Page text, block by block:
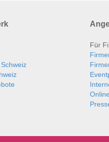
Für